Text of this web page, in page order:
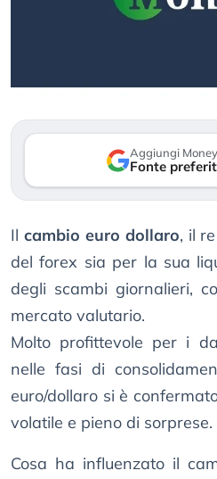
Aggiungi
Fonte
Il cambio euro dollaro, il
del forex sia per la sua
degli scambi giornalieri,
mercato valutario.
Molto profittevole per i
nelle fasi di
euro/dollaro si è
volatile e pieno di sorprese.
Cosa ha influenzato il